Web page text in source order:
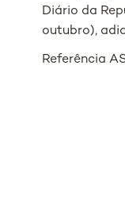
Diário da
outubro),
Referência